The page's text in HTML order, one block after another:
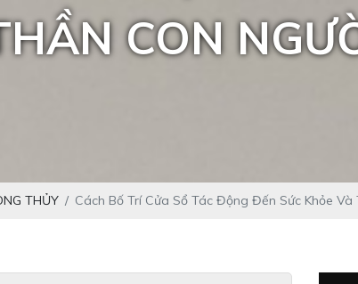
CON
THỦY Cách Bố Trí Cửa Sổ Tác Động Đến Sức Khỏe Và